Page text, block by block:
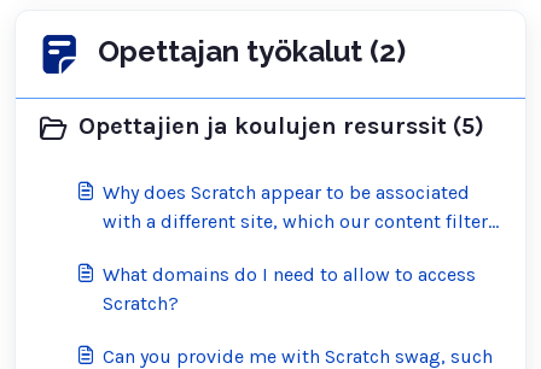
Opettajan työkalut (2)
Opettajien ja koulujen resurssit (5)
Why does Scratch appear to be associated
with a different site, which our content filter
What domains do I need to allow to access
Scratch?
Can you provide me with Scratch swag, such